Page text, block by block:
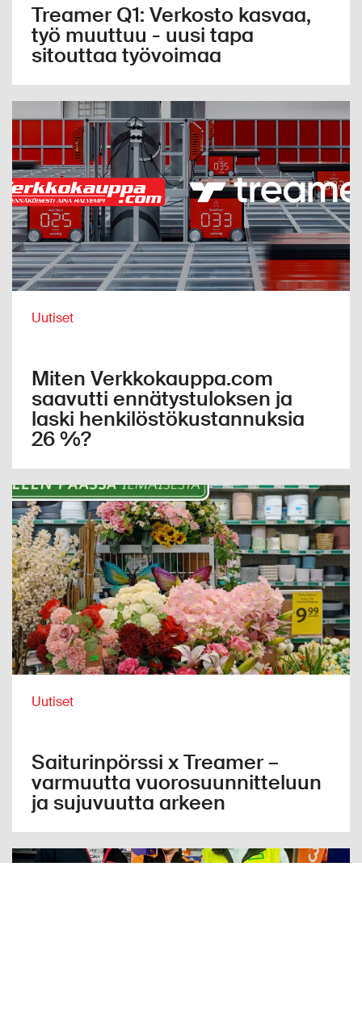
Treamer Q1: Verkosto kasvaa,
työ muuttuu - uusi tapa
sitouttaa työvoimaa
Uutiset
Miten Verkkokauppa.com
saavutti ennätystuloksen ja
laski henkilöstökustannuksia
26 %?
Uutiset
Saiturinpörssi x Treamer –
varmuutta vuorosuunnitteluun
ja sujuvuutta arkeen